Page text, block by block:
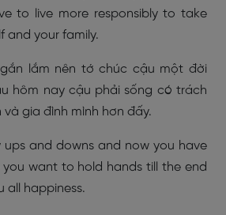
to live more responsibly to take
and your family.
lắm nên tớ chúc cậu một đời
hôm nay cậu phải sống có trách
gia đình mình hơn đấy.
ups and downs and now you have
want to hold hands till the end
all happiness.